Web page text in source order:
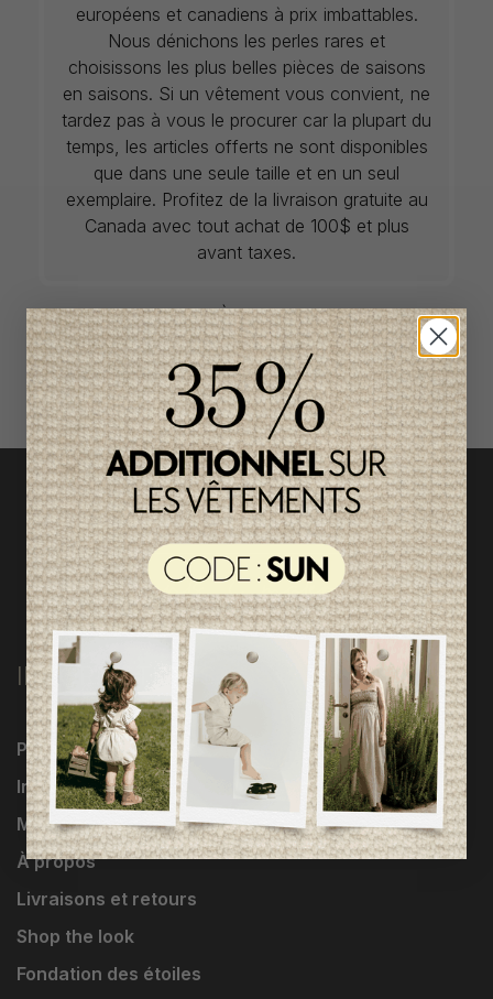
européens et canadiens à prix imbattables.
Nous dénichons les perles rares et
choisissons les plus belles pièces de saisons
en saisons. Si un vêtement vous convient, ne
tardez pas à vous le procurer car la plupart du
temps, les articles offerts ne sont disponibles
que dans une seule taille et en un seul
exemplaire. Profitez de la livraison gratuite au
Canada avec tout achat de 100$ et plus
avant taxes.
ACCÈS RAPIDE
magasinez par catégorie
INFORMATIONS
Programme Loyauté
Influenceuses
Marques
À propos
Livraisons et retours
Shop the look
Fondation des étoiles